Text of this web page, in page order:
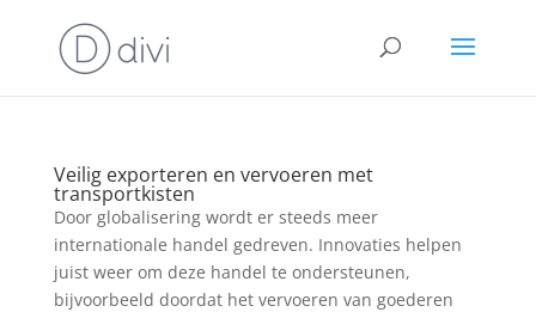
Veilig exporteren en vervoeren met
transportkisten
Door globalisering wordt er steeds meer
internationale handel gedreven. Innovaties helpen
juist weer om deze handel te ondersteunen,
bijvoorbeeld doordat het vervoeren van goederen